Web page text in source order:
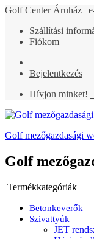
Golf Center Áruház |
Szállítási
Fiókom
Bejelentkezés
Hívjon minket!
Golf mezőgazdasági
Golf
Termékkategóriák
Betonkeverők
Szivattyúk
JET